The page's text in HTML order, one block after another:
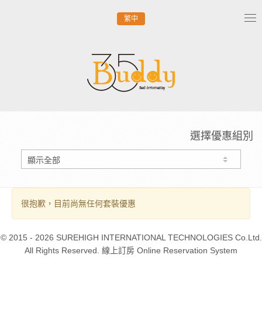
繁中
選擇優惠組別
很抱歉，目前尚無任何套裝優惠
© 2015 - 2026 SUREHIGH INTERNATIONAL TECHNOLOGIES Co.Ltd.
All Rights Reserved. 線上訂房 Online Reservation System